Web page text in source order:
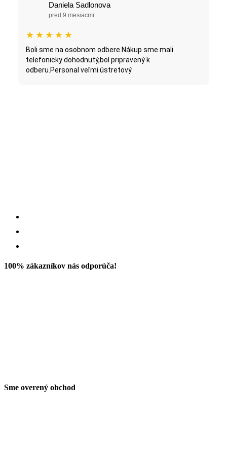
Daniela Sadlonova
pred 9 mesiacmi
★ ★ ★ ★ ★
Boli sme na osobnom odbere.Nákup sme mali
telefonicky dohodnutý,bol pripravený k
odberu.Personal veľmi ústretový
100% zákazníkov nás odporúča!
Sme overený obchod